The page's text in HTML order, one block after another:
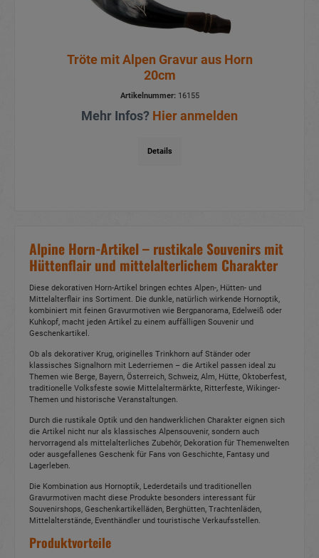
Tröte mit Alpen Gravur aus Horn
20cm
Artikelnummer:16155
Mehr Infos? Hier anmelden
Details
Alpine Horn-Artikel – rustikale Souvenirs mit
Hüttenflair und mittelalterlichem Charakter
Diese dekorativen Horn-Artikel bringen echtes Alpen-, Hütten- und
Mittelalterflair ins Sortiment. Die dunkle, natürlich wirkende Hornoptik,
kombiniert mit feinen Gravurmotiven wie Bergpanorama, Edelweiß oder
Kuhkopf, macht jeden Artikel zu einem auffälligen Souvenir und
Geschenkartikel.
Ob als dekorativer Krug, originelles Trinkhorn auf Ständer oder
klassisches Signalhorn mit Lederriemen – die Artikel passen ideal zu
Themen wie Berge, Bayern, Österreich, Schweiz, Alm, Hütte, Oktoberfest,
traditionelle Volksfeste sowie Mittelaltermärkte, Ritterfeste, Wikinger-
Themen und historische Veranstaltungen.
Durch die rustikale Optik und den handwerklichen Charakter eignen sich
die Artikel nicht nur als klassisches Alpensouvenir, sondern auch
hervorragend als mittelalterliches Zubehör, Dekoration für Themenwelten
oder ausgefallenes Geschenk für Fans von Geschichte, Fantasy und
Lagerleben.
Die Kombination aus Hornoptik, Lederdetails und traditionellen
Gravurmotiven macht diese Produkte besonders interessant für
Souvenirshops, Geschenkartikelläden, Berghütten, Trachtenläden,
Mittelalterstände, Eventhändler und touristische Verkaufsstellen.
Produktvorteile